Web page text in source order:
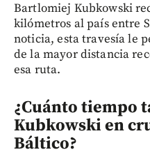
Bartlomiej Kubkowski
kilómetros al país entre
noticia, esta travesía le
de la mayor distancia
esa ruta.
¿Cuánto tiempo
Kubkowski en
Báltico?